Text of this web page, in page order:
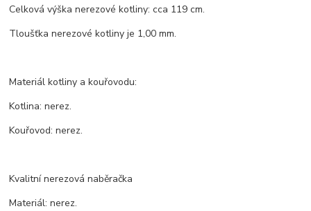
Celková výška nerezové kotliny: cca 119 cm.
Tloušťka nerezové kotliny je 1,00 mm.
Materiál kotliny a kouřovodu:
Kotlina: nerez.
Kouřovod: nerez.
Kvalitní nerezová naběračka
Materiál: nerez.